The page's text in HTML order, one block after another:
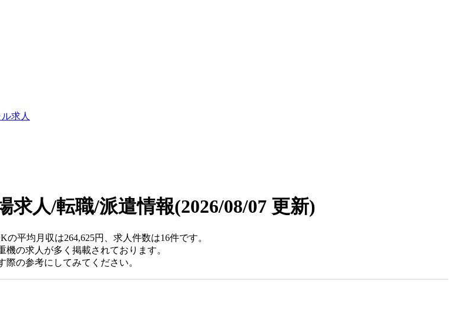
求人
求人/転職/派遣情報(2026/08/07 更新)
平均月収は264,625円、求人件数は16件です。
の求人が多く掲載されております。
の参考にしてみてください。